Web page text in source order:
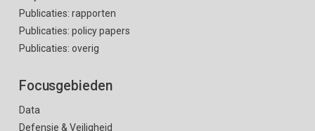
Publicaties: rapporten
Publicaties: policy papers
Publicaties: overig
Focusgebieden
Data
Defensie & Veiligheid